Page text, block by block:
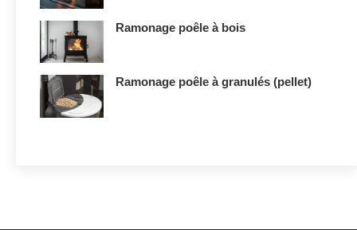
Ramonage poêle à bois
Ramonage poêle à granulés (pellet)